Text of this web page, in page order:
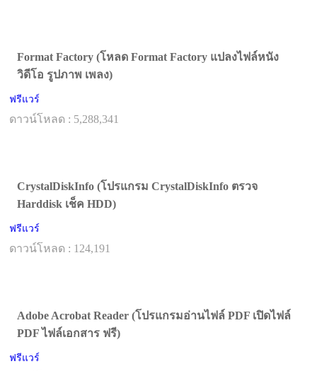
Format Factory (โหลด Format Factory แปลงไฟล์หนัง
วิดีโอ รูปภาพ เพลง)
ฟรีแวร์
ดาวน์โหลด : 5,288,341
CrystalDiskInfo (โปรแกรม CrystalDiskInfo ตรวจ
Harddisk เช็ค HDD)
ฟรีแวร์
ดาวน์โหลด : 124,191
Adobe Acrobat Reader (โปรแกรมอ่านไฟล์ PDF เปิดไฟล์
PDF ไฟล์เอกสาร ฟรี)
ฟรีแวร์